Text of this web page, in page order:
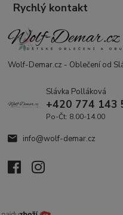
Rychlý kontakt
Wolf-Demar.cz - Oblečení od
Slávka Polláková
+420 774 143
Po-Čt: 8.00-14.00
info@wolf-demar.cz